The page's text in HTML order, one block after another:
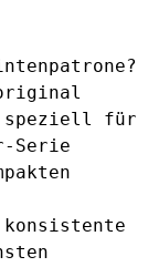
speziell für
Serie